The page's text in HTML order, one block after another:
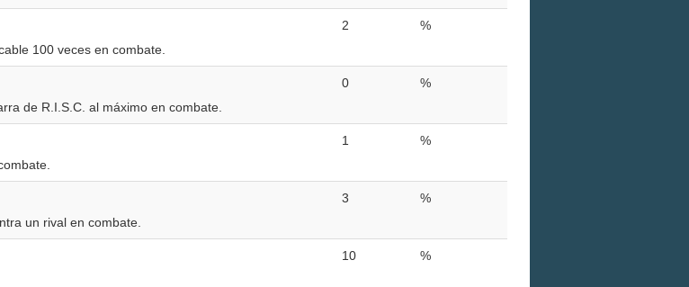
100 veces en combate.
2 %
de R.I.S.C. al máximo en combate.
0 %
1 %
un rival en combate.
3 %
10 %